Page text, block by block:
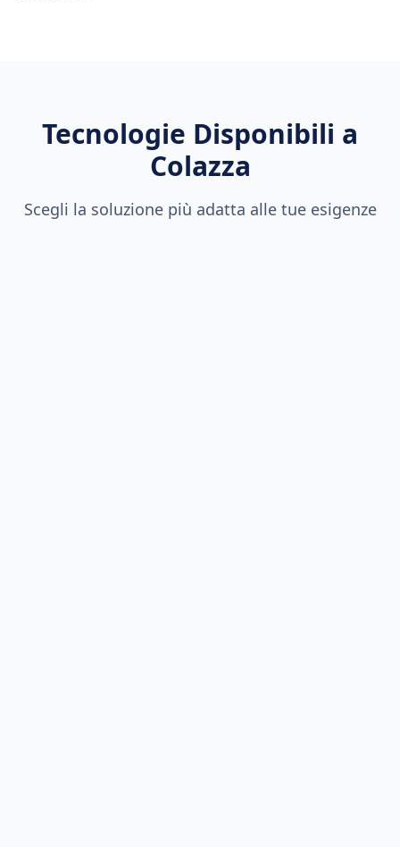
Tecnologie Disponibili a
Colazza
Scegli la soluzione più adatta alle tue esigenze